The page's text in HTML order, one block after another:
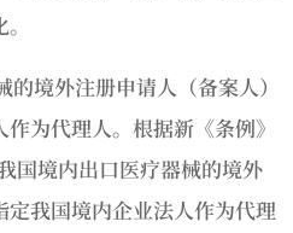
境外注册申请人（备案人）
为代理人。根据新《条例》
国境内出口医疗器械的境外
我国境内企业法人作为代理